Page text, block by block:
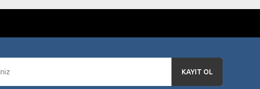
KAYIT OL